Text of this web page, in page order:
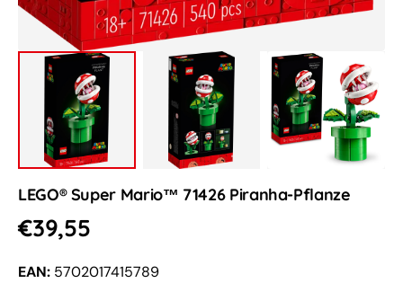
LEGO® Super Mario™ 71426 Piranha-Pflanze
Normaler
Preis
€39,55
EAN: 5702017415789